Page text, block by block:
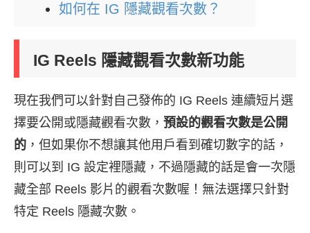
如何在 IG 隱藏觀看次數？
IG Reels 隱藏觀看次數新功能
現在我們可以針對自己發佈的 IG Reels 連續短片選
擇要公開或隱藏觀看次數， 預設的觀看次數是公開
的 ，但如果你不想讓其他用戶看到確切數字的話，
則可以到 IG 設定裡隱藏，不過隱藏的話是會一次隱
藏全部 Reels 影片的觀看次數喔！無法選擇只針對
特定 Reels 隱藏次數。